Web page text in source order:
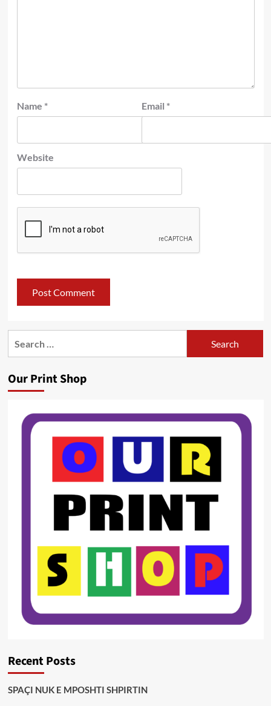
Name * Email *
Website
Our Print Shop
Recent Posts
SPAÇI NUK E MPOSHTI SHPIRTIN